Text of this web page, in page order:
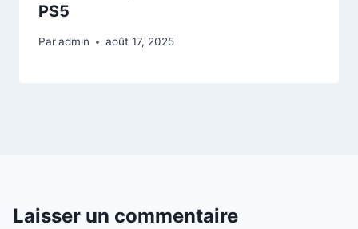
PS5
Paradmin août 17, 2025
Laisser un commentaire